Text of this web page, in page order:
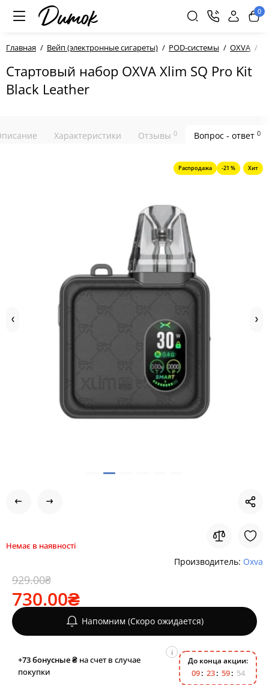
0
Главная Вейп (электронные сигареты) POD-системы OXVA
Стартовый набор OXVA Xlim SQ Pro Kit
Black Leather
Характеристики Отзывы 0 Вопрос - ответ 0
Распродажа -21 % Хит
Немає в наявності
Производитель: Oxva
929.00₴
730.00₴
Напомним (Скоро ожидается)
+73бонусные ₴ на счет в случае
покупки
i
До конца акции:
09 23 59 54